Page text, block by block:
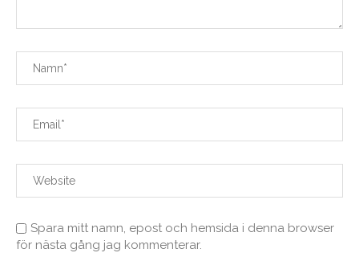
Spara mitt namn, epost och hemsida i denna browser
för nästa gång jag kommenterar.